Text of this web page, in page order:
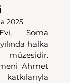
2025
Soma
halka
müzesidir.
Ahmet